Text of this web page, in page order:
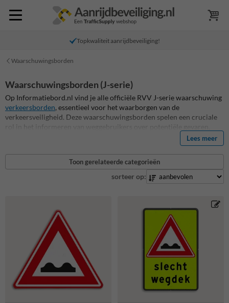
Topkwaliteit aanrijdbeveiliging!
Waarschuwingsborden
Waarschuwingsborden (J-serie)
Op Informatiebord.nl vind je alle officiële RVV J-serie waarschuwing
verkeersborden, essentieel voor het waarborgen van de
verkeersveiligheid. Deze waarschuwingsborden spelen een cruciale
rol in het informeren van weggebruikers over potentiële gevaren,
zoals scherpe bochten, overstekende kinderen, of naderende
kruispunten. Ze zijn niet alleen een vereiste voor openbare wegen,
maar ook uitermate geschikt voor privéterreinen, parkeerplaatsen en
bedrijfslocaties. Onze RVV waarschuwingsborden zijn vervaardigd
volgens hoge kwaliteitsstandaarden, zijn duurzaam en ontworpen om
beste aansluiten bij jouw behoeften. Ontdek nu ons assortiment en
bestel en bewerk eenvoudig jouw officiële verkeersborden!
Lees meer
Toon gerelateerde categorieën
sorteer op: